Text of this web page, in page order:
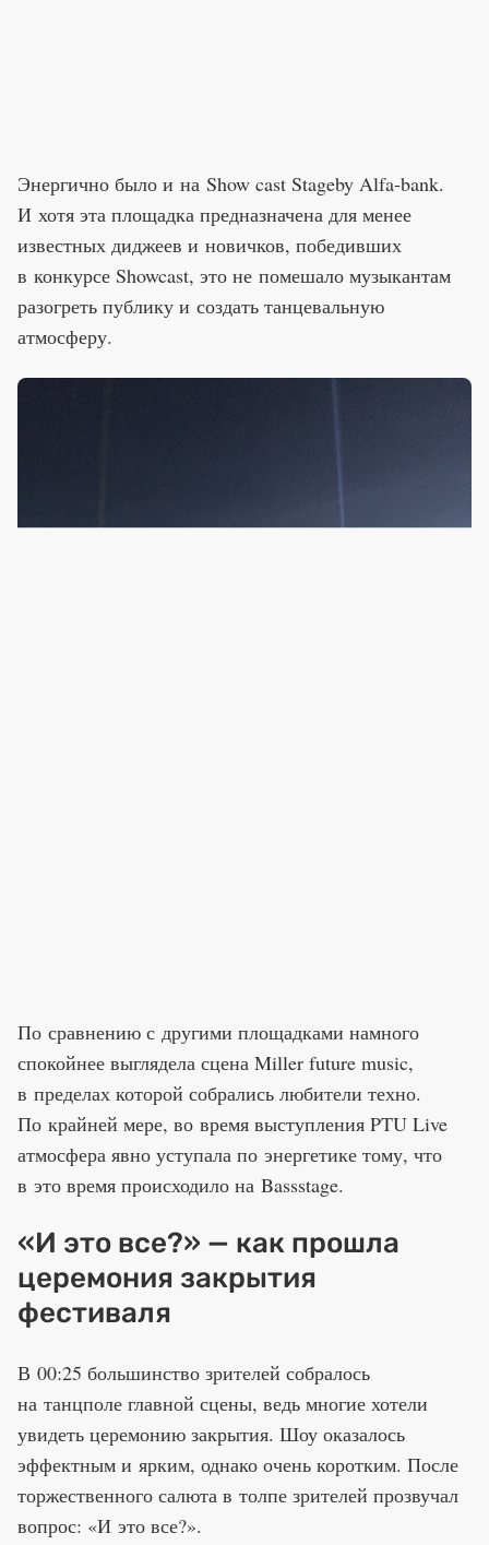
Энергично было и на Show cast Stageby Alfa-bank.
И хотя эта площадка предназначена для менее
известных диджеев и новичков, победивших
в конкурсе Showcast, это не помешало музыкантам
разогреть публику и создать танцевальную
атмосферу.
По сравнению с другими площадками намного
спокойнее выглядела сцена Miller future music,
в пределах которой собрались любители техно.
По крайней мере, во время выступления PTU Live
атмосфера явно уступала по энергетике тому, что
в это время происходило на Bassstage.
«И это все?» — как прошла
церемония закрытия
фестиваля
В 00:25 большинство зрителей собралось
на танцполе главной сцены, ведь многие хотели
увидеть церемонию закрытия. Шоу оказалось
эффектным и ярким, однако очень коротким. После
торжественного салюта в толпе зрителей прозвучал
вопрос: «И это все?».